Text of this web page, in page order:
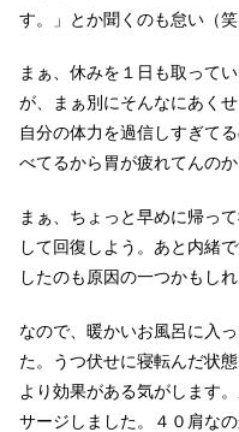
す。」とか聞くのも怠い（笑
まぁ、休みを１日も取って
が、まぁ別にそんなにあく
自分の体力を過信しすぎて
べてるから胃が疲れてんのか
まぁ、ちょっと早めに帰っ
して回復しよう。あと内緒
したのも原因の一つかもしれ
なので、暖かいお風呂に入
た。うつ伏せに寝転んだ状
より効果がある気がします
サージしました。４０肩な